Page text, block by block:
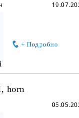
+ Подробно
horn